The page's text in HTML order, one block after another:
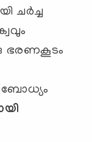
ചര്‍ച്ച
ഭരണകൂടം
ബോധ്യം